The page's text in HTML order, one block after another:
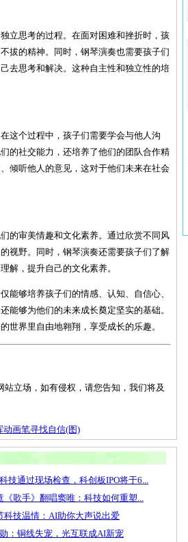
立思考的过程。在面对困难和挫折时，孩
拔的精神。同时，钢琴演奏也需要孩子们
去思考和解决。这种自主性和独立性的培
这个过程中，孩子们需要学会与他人沟
的社交能力，还培养了他们的团队合作精
倾听他人的意见，这对于他们未来在社会
的审美情趣和文化素养。通过欣赏不同风
视野。同时，钢琴演奏还需要孩子们了解
解，提升自己的文化素养。
能够培养孩子们的情感、认知、自信心、
能够为他们的未来成长奠定坚实的基础。
世界里自由地翱翔，享受成长的乐趣。
立场，如有侵权，请您告知，我们将及
动画笔寻找自信(图)
技通过现场检查，科创板IPO将于6...
《歌手》翻唱窦唯：科技如何重塑...
科技温情：AI助你大声说出爱
：铜线失宠，光互联成AI新宠